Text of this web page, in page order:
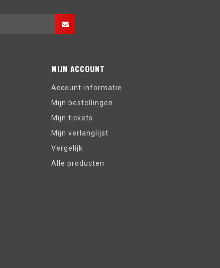
MIJN ACCOUNT
Account informatie
Mijn bestellingen
Mijn tickets
Mijn verlanglijst
Vergelijk
Alle producten